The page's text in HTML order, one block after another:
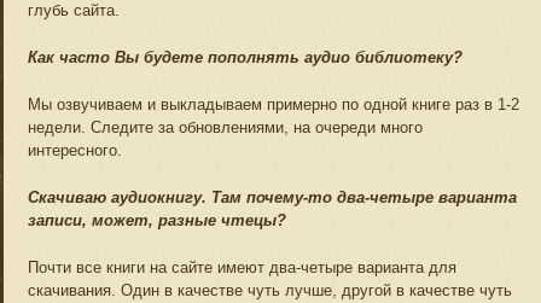
глубь сайта.
Как часто Вы будете пополнять аудио библиотеку?
Мы озвучиваем и выкладываем примерно по одной книге раз в 1-2
недели. Следите за обновлениями, на очереди много
интересного.
Скачиваю аудиокнигу. Там почему-то два-четыре варианта
записи, может, разные чтецы?
Почти все книги на сайте имеют два-четыре варианта для
скачивания. Один в качестве чуть лучше, другой в качестве чуть